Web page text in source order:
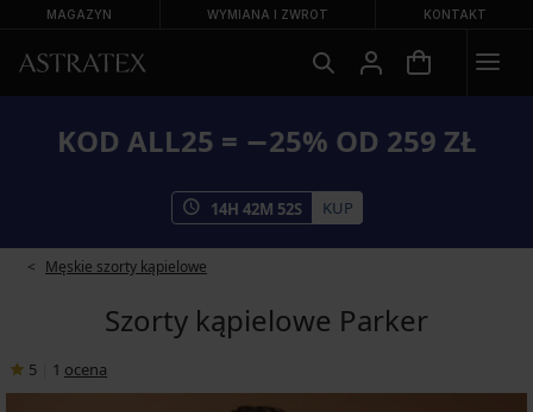
MAGAZYN WYMIANA I ZWROT KONTAKT
KOD ALL25 = −25% OD 259 ZŁ
14H 42M 52S KUP
Męskie szorty kąpielowe
Szorty kąpielowe Parker
5 1 ocena